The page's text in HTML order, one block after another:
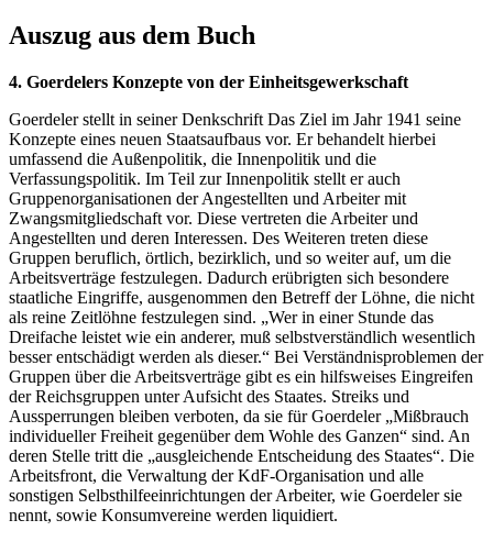
Auszug aus dem Buch
4. Goerdelers Konzepte von der Einheitsgewerkschaft
Goerdeler stellt in seiner Denkschrift Das Ziel im Jahr 1941 seine
Konzepte eines neuen Staatsaufbaus vor. Er behandelt hierbei
umfassend die Außenpolitik, die Innenpolitik und die
Verfassungspolitik. Im Teil zur Innenpolitik stellt er auch
Gruppenorganisationen der Angestellten und Arbeiter mit
Zwangsmitgliedschaft vor. Diese vertreten die Arbeiter und
Angestellten und deren Interessen. Des Weiteren treten diese
Gruppen beruflich, örtlich, bezirklich, und so weiter auf, um die
Arbeitsverträge festzulegen. Dadurch erübrigten sich besondere
staatliche Eingriffe, ausgenommen den Betreff der Löhne, die nicht
als reine Zeitlöhne festzulegen sind. „Wer in einer Stunde das
Dreifache leistet wie ein anderer, muß selbstverständlich wesentlich
besser entschädigt werden als dieser.“ Bei Verständnisproblemen der
Gruppen über die Arbeitsverträge gibt es ein hilfsweises Eingreifen
der Reichsgruppen unter Aufsicht des Staates. Streiks und
Aussperrungen bleiben verboten, da sie für Goerdeler „Mißbrauch
individueller Freiheit gegenüber dem Wohle des Ganzen“ sind. An
deren Stelle tritt die „ausgleichende Entscheidung des Staates“. Die
Arbeitsfront, die Verwaltung der KdF-Organisation und alle
sonstigen Selbsthilfeeinrichtungen der Arbeiter, wie Goerdeler sie
nennt, sowie Konsumvereine werden liquidiert.